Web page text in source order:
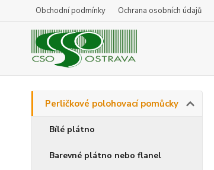
Obchodní podmínky Ochrana osobních údajů
Perličkové polohovací pomůcky
Bílé plátno
Barevné plátno nebo flanel